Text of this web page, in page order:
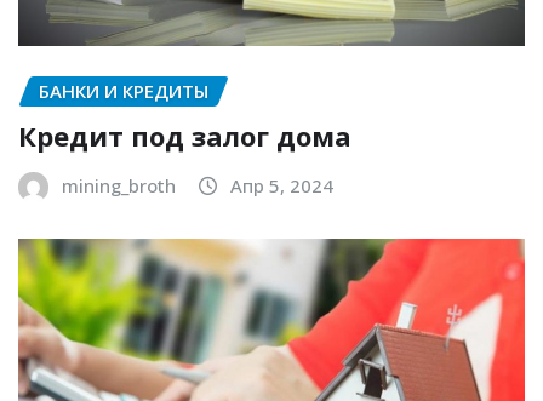
БАНКИ И КРЕДИТЫ
Кредит под залог дома
mining_broth Апр 5, 2024